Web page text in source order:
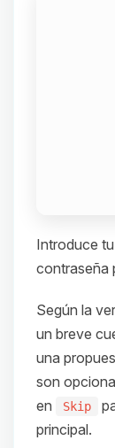
Introduce
contraseña
Según la
un breve
una
son
en
Skip
principal.